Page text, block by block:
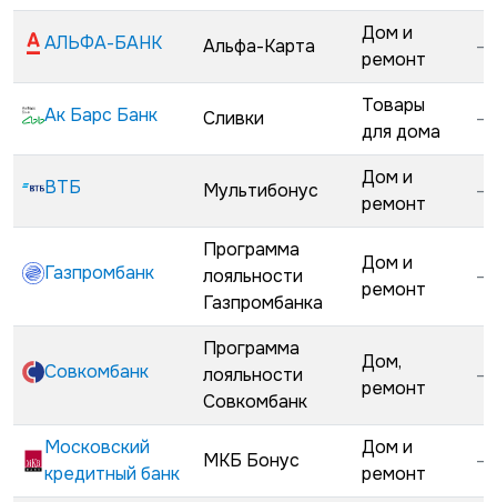
АЛЬФА-БАНК Альфа-Карта
Дом и
ремонт
—
Ак Барс Банк Сливки
Товары
для дома
—
ВТБ Мультибонус
Дом и
ремонт
—
Газпромбанк
Программа
лояльности
Газпромбанка
Дом и
ремонт
—
Совкомбанк
Программа
лояльности
Совкомбанк
Дом,
ремонт
—
Московский
кредитный банк
МКБ Бонус
Дом и
ремонт
—